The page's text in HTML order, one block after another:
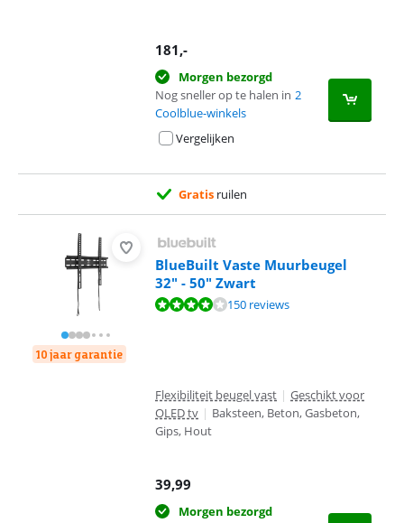
181,-
Morgen bezorgd
Nog sneller op te halen in 2
Coolblue-winkels
Vergelijken
Gratis ruilen
10 jaar garantie
BlueBuilt Vaste Muurbeugel
32" - 50" Zwart
Beoordeling is 8,4 van de 10, gebaseerd op 150 reviews.
150 reviews
Flexibiliteit beugel vast | Geschikt voor
OLED tv | Baksteen, Beton, Gasbeton,
Gips, Hout
39,99
Morgen bezorgd